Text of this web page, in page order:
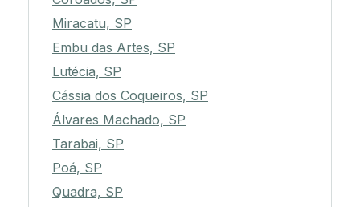
Miracatu, SP
Embu das Artes, SP
Lutécia, SP
Cássia dos Coqueiros, SP
Álvares Machado, SP
Tarabai, SP
Poá, SP
Quadra, SP